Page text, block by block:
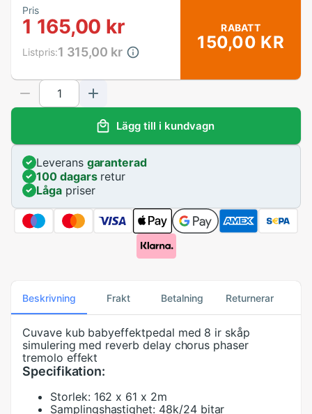
Pris
1 165,00 kr
Listpris:1 315,00 kr
RABATT
150,00 KR
Lägg till i kundvagn
Leverans garanterad
100 dagarsretur
Lågapriser
Beskrivning Frakt Betalning Returnerar
Cuvave kub babyeffektpedal med 8 ir skåp
simulering med reverb delay chorus phaser
tremolo effekt
Specifikation:
Storlek: 162 x 61 x 2m
Samplingshastighet: 48k/24 bitar